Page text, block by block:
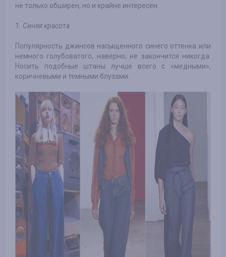
не только обширен, но и крайне интересен.
1. Синяя красота
Популярность джинсов насыщенного синего оттенка или
немного голубоватого, наверно, не закончится никогда.
Носить подобные штаны лучше всего с «медными»,
коричневыми и темными блузами.